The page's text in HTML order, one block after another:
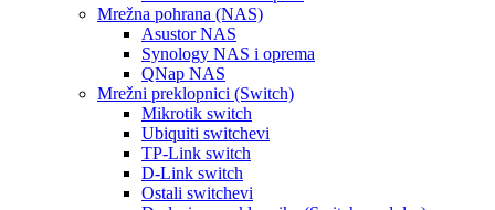
Mrežna pohrana (NAS)
Asustor NAS
Synology NAS i oprema
QNap NAS
Mrežni preklopnici (Switch)
Mikrotik switch
Ubiquiti switchevi
TP-Link switch
D-Link switch
Ostali switchevi